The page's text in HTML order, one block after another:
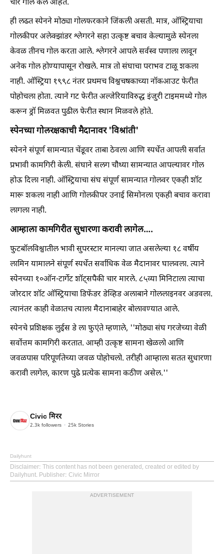
चार गोल केले आहेत.
ही लढत स्पेनने मोठ्या गोलफरकाने जिंकली असती. मात्र, ऑस्ट्रियाचा
गोलकीपर अलेक्झांडर श्लेगरने सहा उत्कृष्ट बचाव केल्यामुळे स्पेनला
केवळ तीनच गोल करता आले. श्लेगरने आपले सर्वस्व पणाला लावून
अनेक गोल होण्यापासून रोखले. मात्र तो संघाचा पराभव टाळू शकला
नाही. ऑस्ट्रिया १९९८ नंतर प्रथमच विश्वचषकाच्या नॉकआउट फेरीत
पोहोचला होता. त्याने गट फेरीत अल्जेरियाविरुद्ध इंजुरी टाइममध्ये गोल
करून ड्रॉ मिळवत पुढील फेरीत स्थान मिळवले होते.
स्पेनच्या गोलरक्षकाची मैदानावर 'विश्रांती'
स्पेनने संपूर्ण सामन्यात चेंडूवर ताबा ठेवला आणि स्पर्धेत आपली सर्वात
प्रभावी कामगिरी केली. संघाने सलग चौथ्या सामन्यात आपल्यावर गोल
होऊ दिला नाही. ऑस्ट्रियाचा संघ संपूर्ण सामन्यात गोलवर एकही शॉट
मारू शकला नाही आणि गोलकीपर उनाई सिमोनला एकही बचाव करावा
लागला नाही.
आम्हाला कामगिरीत सुधारणा करावी लागेल….
फुटबाॅलविश्वातील भावी सुपरस्टार मानल्या जात असलेल्या १८ वर्षीय
लामिन यामालने संपूर्ण स्पर्धेत सर्वाधिक वेळ मैदानावर घालवला. त्याने
स्पेनच्या १०ऑन-टार्गेट शॉट्सपैकी चार मारले. ८५व्या मिनिटाला त्याचा
जोरदार शॉट ऑस्ट्रियाचा डिफेंडर डेव्हिड अलाबाने गोललाइनवर अडवला.
त्यानंतर काही वेळातच त्याला मैदानाबाहेर बोलावण्यात आले.
स्पेनचे प्रशिक्षक लुईस डे ला फुएंते म्हणाले, ''मोठ्या संघ गरजेच्या वेळी
सर्वोत्तम कामगिरी करतात. आम्ही उत्कृष्ट सामना खेळलो आणि
जवळपास परिपूर्णतेच्या जवळ पोहोचलो. तरीही आम्हाला सतत सुधारणा
करावी लागेल, कारण पुढे प्रत्येक सामना कठीण असेल.''
Civic मिरर
2.3k followers 25k Stories
Dailyhunt
Disclaimer: This content has not been generated, created or edited by
Dailyhunt. Publisher: Civic Mirror
ADVERTISEMENT